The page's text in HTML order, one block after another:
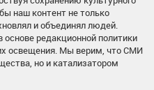
наш контент не только
и объединял людей.
редакционной политики
освещения. Мы верим, что СМИ
но и катализатором